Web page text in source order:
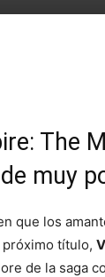
The
muy
que los
título,
de la saga